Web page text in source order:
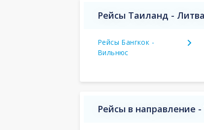
Рейсы Таиланд - Литва
Рейсы Бангкок -
Вильнюс
Рейсы в направление